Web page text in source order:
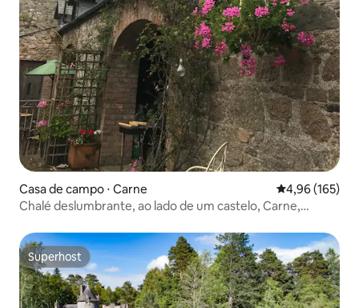
Casa de campo ⋅ Carne 4,96 de uma
4,96 (165)
Chalé deslumbrante, ao lado de um castelo, Carne,
Superhost
Superhost